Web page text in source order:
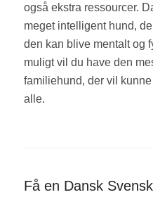
også ekstra ressourcer.
meget intelligent hund,
den kan blive mentalt og
muligt vil du have den
familiehund, der vil
alle.
Få en Dansk